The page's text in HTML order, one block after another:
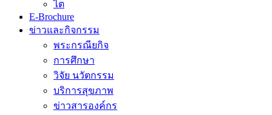
ไต
E-Brochure
ข่าวและกิจกรรม
พระกรณียกิจ
การศึกษา
วิจัย นวัตกรรม
บริการสุขภาพ
ข่าวสารองค์กร